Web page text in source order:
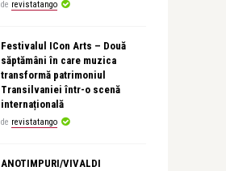
de revistatango
Festivalul ICon Arts – Două
săptămâni în care muzica
transformă patrimoniul
Transilvaniei într-o scenă
internațională
de revistatango
ANOTIMPURI/VIVALDI